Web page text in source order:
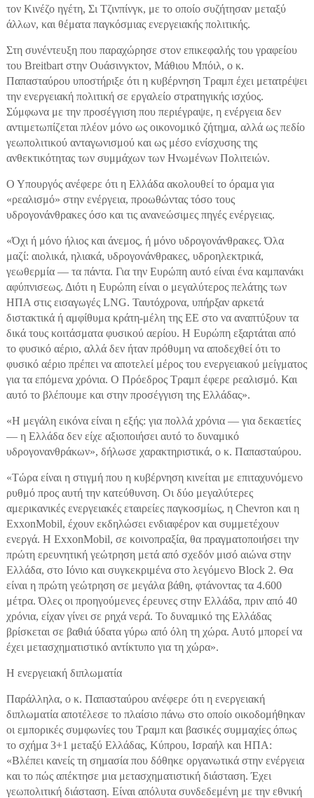
τον Κινέζο ηγέτη, Σι Τζινπίνγκ, με το οποίο συζήτησαν μεταξύ
άλλων, και θέματα παγκόσμιας ενεργειακής πολιτικής.
Στη συνέντευξη που παραχώρησε στον επικεφαλής του γραφείου
του Breitbart στην Ουάσινγκτον, Μάθιου Μπόιλ, ο κ.
Παπασταύρου υποστήριξε ότι η κυβέρνηση Τραμπ έχει μετατρέψει
την ενεργειακή πολιτική σε εργαλείο στρατηγικής ισχύος.
Σύμφωνα με την προσέγγιση που περιέγραψε, η ενέργεια δεν
αντιμετωπίζεται πλέον μόνο ως οικονομικό ζήτημα, αλλά ως πεδίο
γεωπολιτικού ανταγωνισμού και ως μέσο ενίσχυσης της
ανθεκτικότητας των συμμάχων των Ηνωμένων Πολιτειών.
Ο Υπουργός ανέφερε ότι η Ελλάδα ακολουθεί το όραμα για
«ρεαλισμό» στην ενέργεια, προωθώντας τόσο τους
υδρογονάνθρακες όσο και τις ανανεώσιμες πηγές ενέργειας.
«Όχι ή μόνο ήλιος και άνεμος, ή μόνο υδρογονάνθρακες. Όλα
μαζί: αιολικά, ηλιακά, υδρογονάνθρακες, υδροηλεκτρικά,
γεωθερμία — τα πάντα. Για την Ευρώπη αυτό είναι ένα καμπανάκι
αφύπνισεως. Διότι η Ευρώπη είναι ο μεγαλύτερος πελάτης των
ΗΠΑ στις εισαγωγές LNG. Ταυτόχρονα, υπήρξαν αρκετά
διστακτικά ή αμφίθυμα κράτη-μέλη της ΕΕ στο να αναπτύξουν τα
δικά τους κοιτάσματα φυσικού αερίου. Η Ευρώπη εξαρτάται από
το φυσικό αέριο, αλλά δεν ήταν πρόθυμη να αποδεχθεί ότι το
φυσικό αέριο πρέπει να αποτελεί μέρος του ενεργειακού μείγματος
για τα επόμενα χρόνια. Ο Πρόεδρος Τραμπ έφερε ρεαλισμό. Και
αυτό το βλέπουμε και στην προσέγγιση της Ελλάδας».
«Η μεγάλη εικόνα είναι η εξής: για πολλά χρόνια — για δεκαετίες
— η Ελλάδα δεν είχε αξιοποιήσει αυτό το δυναμικό
υδρογονανθράκων», δήλωσε χαρακτηριστικά, ο κ. Παπασταύρου.
«Τώρα είναι η στιγμή που η κυβέρνηση κινείται με επιταχυνόμενο
ρυθμό προς αυτή την κατεύθυνση. Οι δύο μεγαλύτερες
αμερικανικές ενεργειακές εταιρείες παγκοσμίως, η Chevron και η
ExxonMobil, έχουν εκδηλώσει ενδιαφέρον και συμμετέχουν
ενεργά. Η ExxonMobil, σε κοινοπραξία, θα πραγματοποιήσει την
πρώτη ερευνητική γεώτρηση μετά από σχεδόν μισό αιώνα στην
Ελλάδα, στο Ιόνιο και συγκεκριμένα στο λεγόμενο Block 2. Θα
είναι η πρώτη γεώτρηση σε μεγάλα βάθη, φτάνοντας τα 4.600
μέτρα. Όλες οι προηγούμενες έρευνες στην Ελλάδα, πριν από 40
χρόνια, είχαν γίνει σε ρηχά νερά. Το δυναμικό της Ελλάδας
βρίσκεται σε βαθιά ύδατα γύρω από όλη τη χώρα. Αυτό μπορεί να
έχει μετασχηματιστικό αντίκτυπο για τη χώρα».
Η ενεργειακή διπλωματία
Παράλληλα, ο κ. Παπασταύρου ανέφερε ότι η ενεργειακή
διπλωματία αποτέλεσε το πλαίσιο πάνω στο οποίο οικοδομήθηκαν
οι εμπορικές συμφωνίες του Τραμπ και βασικές συμμαχίες όπως
το σχήμα 3+1 μεταξύ Ελλάδας, Κύπρου, Ισραήλ και ΗΠΑ:
«Βλέπει κανείς τη σημασία που δόθηκε οργανωτικά στην ενέργεια
και το πώς απέκτησε μια μετασχηματιστική διάσταση. Έχει
γεωπολιτική διάσταση. Είναι απόλυτα συνδεδεμένη με την εθνική